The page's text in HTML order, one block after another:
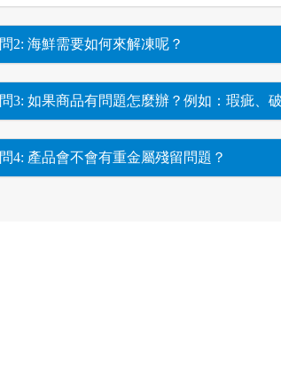
問2: 海鮮需要如何來解凍呢？
問3: 如果商品有問題怎麼辦？例如：瑕疵、
問4: 產品會不會有重金屬殘留問題？